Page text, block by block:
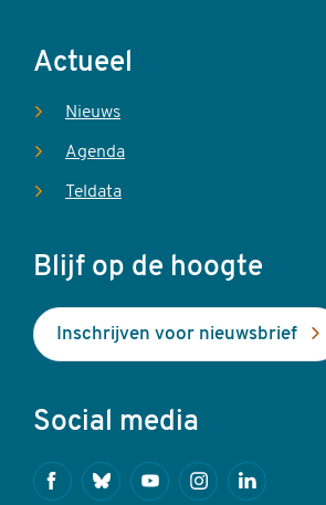
Actueel
Nieuws
Agenda
Teldata
Blijf op de hoogte
Inschrijven voor nieuwsbrief
Social media
FacebookBlueskyYoutubeInstagramLinkedin